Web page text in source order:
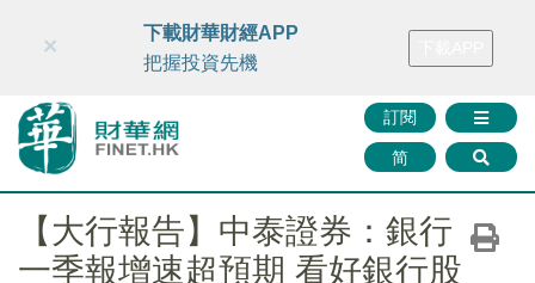
財華智庫網 FINTV FINMETA 財華證券 媒體矩陣
訂閱
简
×
下載財華財經APP
把握投資先機
【大行報告】中泰證券：銀行
一季報增速超預期 看好銀行股